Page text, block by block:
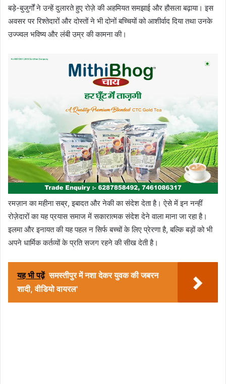
बड़े-बुजुर्गों ने उन्हें दुलारते हुए रोज़े की अहमियत समझाई और हौसला बढ़ाया। इस
अवसर पर रिश्तेदारों और दोस्तों ने भी दोनों बच्चियों को आशीर्वाद दिया तथा उनके
उज्ज्वल भविष्य और लंबी उम्र की कामना की।
रमज़ान का महीना सब्र, इबादत और नेकी का संदेश देता है। ऐसे में इन नन्हीं
रोज़ेदारों का यह प्रयास समाज में सकारात्मक संदेश देने वाला माना जा रहा है।
इलमा और इनायत की यह पहल न सिर्फ बच्चों के लिए प्रेरणा है, बल्कि बड़ों को भी
अपने धार्मिक कर्तव्यों के प्रति सजग रहने की सीख देती है।
यह भी पढ़ें समस्तीपुर में नशा देकर युवक की जबरन
शादी, वीडियो वायरल'